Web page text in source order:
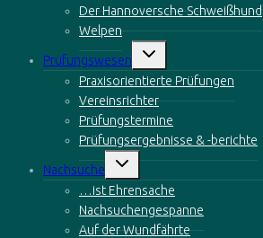
Der Hannoversche Schweißhund
Welpen
Prüfungswesen
Untermenü
Praxisorientierte Prüfungen
Vereinsrichter
Prüfungstermine
Prüfungsergebnisse & -berichte
Nachsuche
Untermenü
…ist Ehrensache
Nachsuchengespanne
Auf der Wundfährte